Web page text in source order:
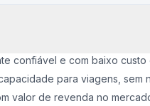
confiável e com baixo
para viagens, sem
valor de revenda no